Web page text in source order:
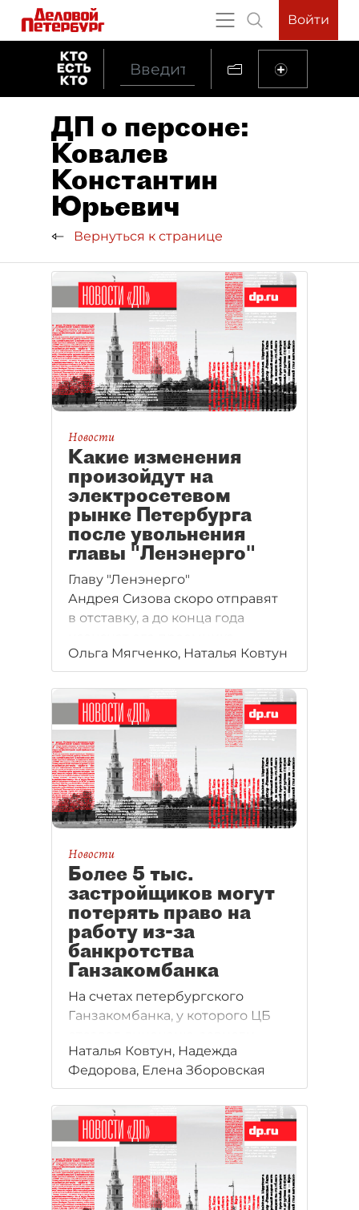
Войти
ДП о персоне:
Ковалев
Константин
Юрьевич
Вернуться к странице
Новости
Какие изменения
произойдут на
электросетевом
рынке Петербурга
после увольнения
главы "Ленэнерго"
Главу "Ленэнерго"
Андрея Сизова скоро отправят
в отставку, а до конца года
Кадровые перестановки лишь
усугубят проблемы
электросетевого рынка, считают
девелоперы. Они также ждут
новых проблем с подключением
к электросетям.
Ольга Мягченко, Наталья Ковтун
Новости
Более 5 тыс.
застройщиков могут
потерять право на
работу из-за
банкротства
Ганзакомбанка
На счетах петербургского
Ганзакомбанка, у которого ЦБ
деньги самой многочисленной в
регионе саморегулируемой
строительной организации
"Строительный ресурс". По
данным СРО, речь идет о 3,3
млрд рублей. Если во время
банкротства банка эти деньги не
будут найдены, то более 5 тыс.
Наталья Ковтун, Надежда
Федорова, Елена Зборовская